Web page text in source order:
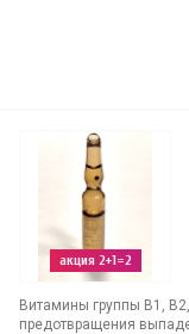
акция 2+1=2
Витамины группы В1,
предотвращения